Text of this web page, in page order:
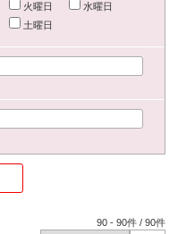
火曜日
水曜日
土曜日
90 -90件 /90件